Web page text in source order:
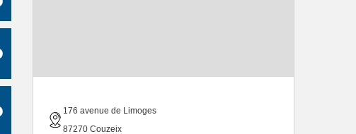
176 avenue de Limoges
87270 Couzeix